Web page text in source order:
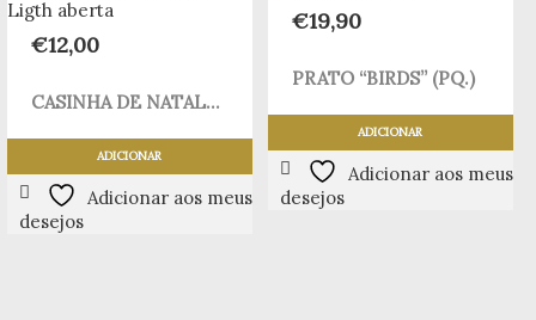
€12,00
CASINHA DE NATAL...
ADICIONAR
Adicionar aos meus
desejos
€19,90
PRATO “BIRDS” (PQ.)
ADICIONAR
Adicionar aos meus
desejos